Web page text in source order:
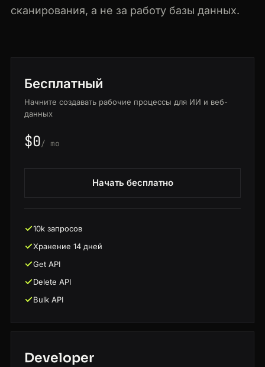
сканирования, а не за работу базы данных.
Бесплатный
Начните создавать рабочие процессы для ИИ и веб-
данных
$0/ mo
Начать бесплатно
10k запросов
Хранение 14 дней
Get API
Delete API
Bulk API
Developer